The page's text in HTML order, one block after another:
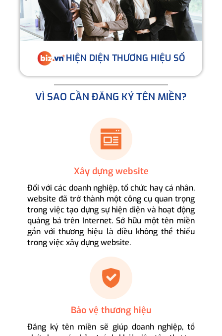
HIỆN DIỆN THƯƠNG HIỆU SỐ
VÌ SAO CẦN ĐĂNG KÝ TÊN MIỀN?
Xây dựng website
Đối với các doanh nghiệp, tổ chức hay cá nhân,
website đã trở thành một công cụ quan trọng
trong việc tạo dựng sự hiện diện và hoạt động
quảng bá trên Internet. Sở hữu một tên miền
gắn với thương hiệu là điều không thể thiếu
trong việc xây dựng website.
Bảo vệ thương hiệu
Đăng ký tên miền sẽ giúp doanh nghiệp, tổ